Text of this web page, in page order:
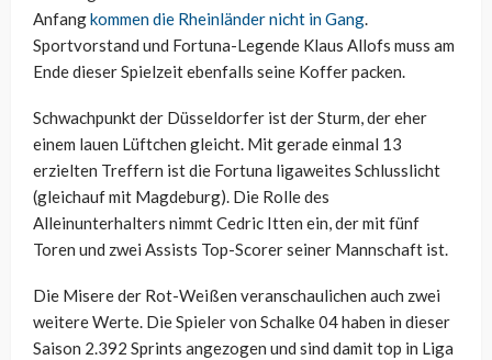
Anfangkommen die Rheinländer nicht in Gang.
Sportvorstand und Fortuna-Legende Klaus Allofs muss am
Ende dieser Spielzeit ebenfalls seine Koffer packen.
Schwachpunkt der Düsseldorfer ist der Sturm, der eher
einem lauen Lüftchen gleicht. Mit gerade einmal 13
erzielten Treffern ist die Fortuna ligaweites Schlusslicht
(gleichauf mit Magdeburg). Die Rolle des
Alleinunterhalters nimmt Cedric Itten ein, der mit fünf
Toren und zwei Assists Top-Scorer seiner Mannschaft ist.
Die Misere der Rot-Weißen veranschaulichen auch zwei
weitere Werte. Die Spieler von Schalke 04 haben in dieser
Saison 2.392 Sprints angezogen und sind damit top in Liga